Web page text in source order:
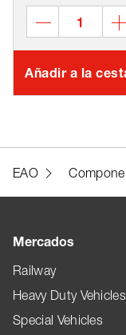
Añadir a la
EAO
Mercados
Railway
Heavy Duty Vehicles
Special Vehicles